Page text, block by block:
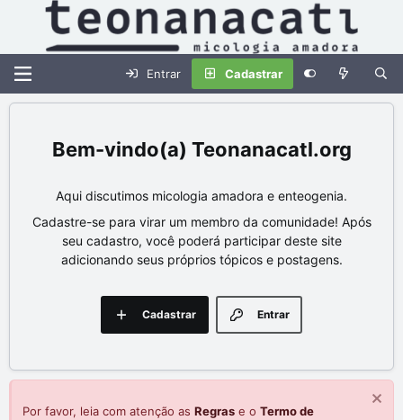
Entrar Cadastrar
Teonanacatl.org
Aqui discutimos micologia amadora e enteogenia.
Cadastre-se para virar um membro da comunidade! Após
seu cadastro, você poderá participar deste site
adicionando seus próprios tópicos e postagens.
Entrar
Cadastrar
Por favor, leia com atenção as Regras e o Termo de